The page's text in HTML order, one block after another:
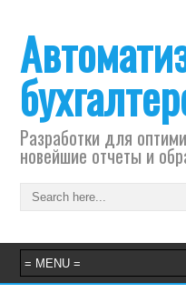
Разработки для
новейшие отчеты и